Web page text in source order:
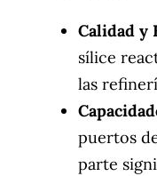
Calidad y
sílice
las
puertos
parte